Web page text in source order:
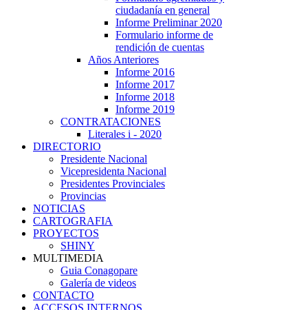
ciudadanía en general
Informe Preliminar 2020
Formulario informe de
rendición de cuentas
Años Anteriores
Informe 2016
Informe 2017
Informe 2018
Informe 2019
CONTRATACIONES
Literales i - 2020
DIRECTORIO
Presidente Nacional
Vicepresidenta Nacional
Presidentes Provinciales
Provincias
NOTICIAS
CARTOGRAFIA
PROYECTOS
SHINY
MULTIMEDIA
Guia Conagopare
Galería de videos
CONTACTO
ACCESOS INTERNOS